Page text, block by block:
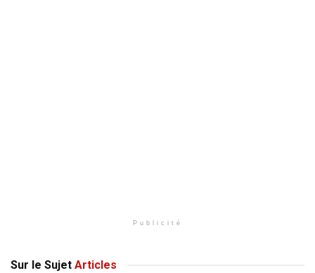
Publicité
Sur le Sujet Articles